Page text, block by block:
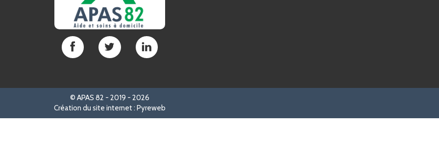
APAS
APAS
APAS
© APAS 82 - 2019 - 2026
Création du site internet : Pyreweb